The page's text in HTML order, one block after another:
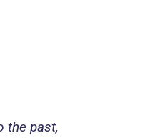
the past,